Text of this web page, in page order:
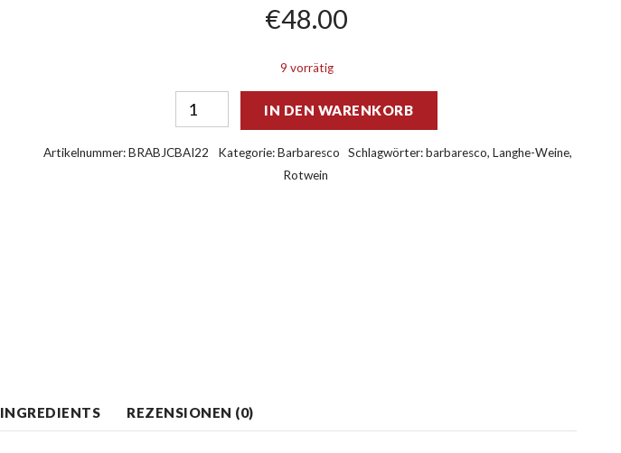
€48.00
9 vorrätig
IN DEN WARENKORB
Artikelnummer:BRABJCBAI22 Kategorie:Barbaresco Schlagwörter:barbaresco,Langhe-Weine,
Rotwein
INGREDIENTS REZENSIONEN (0)